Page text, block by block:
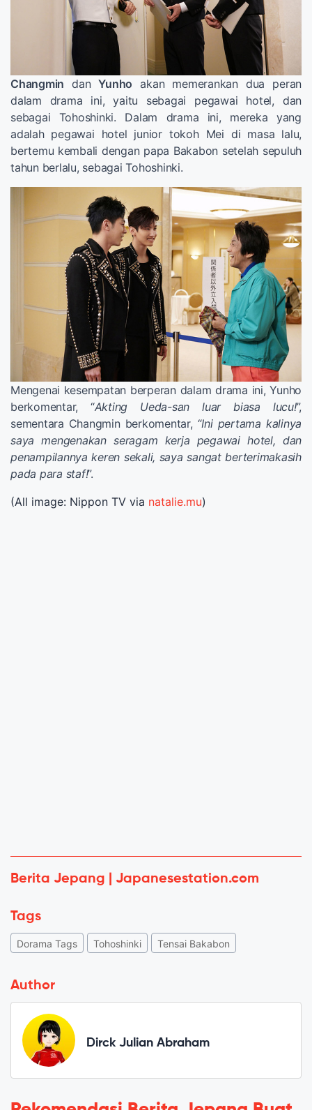
Changmin danYunho akan memerankan dua peran
dalam drama ini, yaitu sebagai pegawai hotel, dan
sebagai Tohoshinki. Dalam drama ini, mereka yang
adalah pegawai hotel junior tokoh Mei di masa lalu,
bertemu kembali dengan papa Bakabon setelah sepuluh
tahun berlalu, sebagai Tohoshinki.
Mengenai kesempatan berperan dalam drama ini, Yunho
berkomentar, “Akting Ueda-san luar biasa lucu!”,
sementara Changmin berkomentar, “Ini pertama kalinya
saya mengenakan seragam kerja pegawai hotel, dan
penampilannya keren sekali, saya sangat berterimakasih
pada para staf!”.
(All image: Nippon TV via natalie.mu)
Berita Jepang | Japanesestation.com
Tags
Dorama Tags Tohoshinki Tensai Bakabon
Author
Dirck Julian Abraham